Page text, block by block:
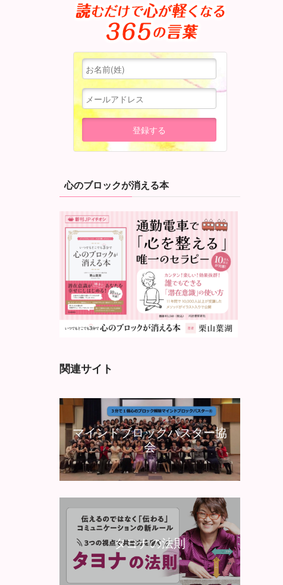
心のブロックが消える本
関連サイト
マインドブロックバスター協
会
タヨナの法則